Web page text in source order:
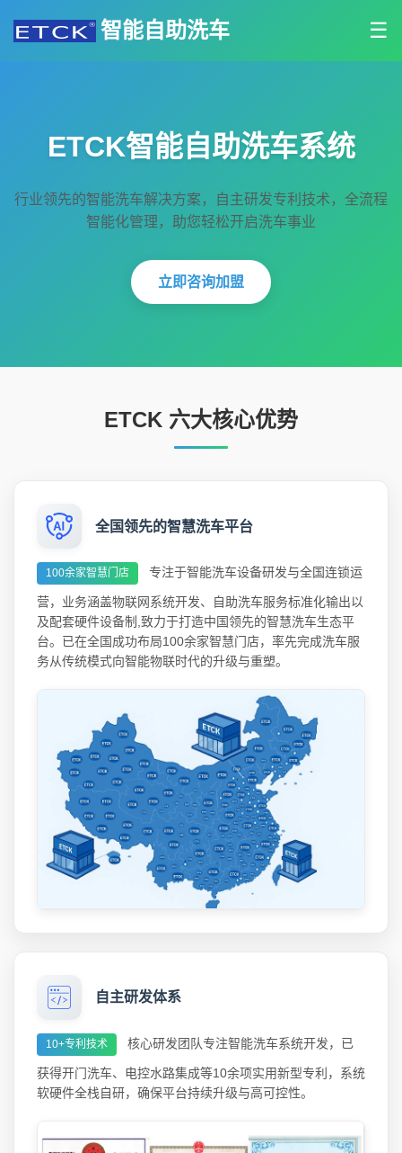
智能自助洗车 ☰
ETCK智能自助洗车系统
行业领先的智能洗车解决方案，自主研发专利技术，全流程
智能化管理，助您轻松开启洗车事业
立即咨询加盟
ETCK 六大核心优势
全国领先的智慧洗车平台
100余家智慧门店 专注于智能洗车设备研发与全国连锁运
营，业务涵盖物联网系统开发、自助洗车服务标准化输出以
及配套硬件设备制,致力于打造中国领先的智慧洗车生态平
台。已在全国成功布局100余家智慧门店，率先完成洗车服
务从传统模式向智能物联时代的升级与重塑。
自主研发体系
10+专利技术 核心研发团队专注智能洗车系统开发，已
获得开门洗车、电控水路集成等10余项实用新型专利，系统
软硬件全栈自研，确保平台持续升级与高可控性。